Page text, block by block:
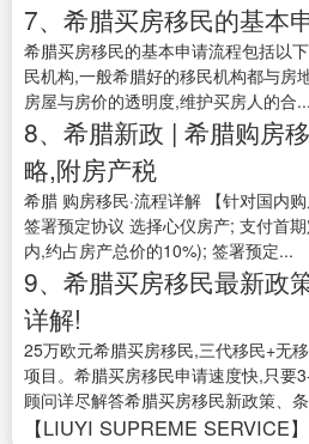
7、希腊买房移民的基本
希腊买房移民的基本申请流程包括以
民机构,一般希腊好的移民机构都与房
房屋与房价的透明度,维护买房人的合...
8、希腊新政 | 希腊购房
略,附房产税
希腊 购房移民·流程详解 【针对国内
签署预定协议 选择心仪房产; 支付首
内,约占房产总价的10%); 签署预定...
9、希腊买房移民最新政
详解!
25万欧元希腊买房移民,三代移民+无
项目。希腊买房移民申请速度快,只要
顾问详尽解答希腊买房移民新政策、
【LIUYI SUPREME SERVICE